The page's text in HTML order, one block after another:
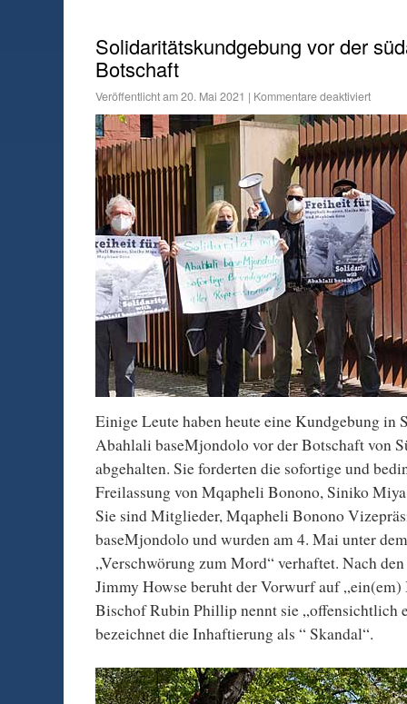
Solidaritätskundgebung vor der
Botschaft
Veröffentlicht am20. Mai 2021 | Kommentare deaktiviert
Einige Leute haben heute eine Kundgebung in
Abahlali baseMjondolo vor der Botschaft von
abgehalten. Sie forderten die sofortige und
Freilassung von Mqapheli Bonono, Siniko
Sie sind Mitglieder, Mqapheli Bonono
baseMjondolo und wurden am 4. Mai unter
„Verschwörung zum Mord“ verhaftet. Nach
Jimmy Howse beruht der Vorwurf auf
Bischof Rubin Phillip nennt sie „offensichtlich
bezeichnet die Inhaftierung als “ Skandal“.